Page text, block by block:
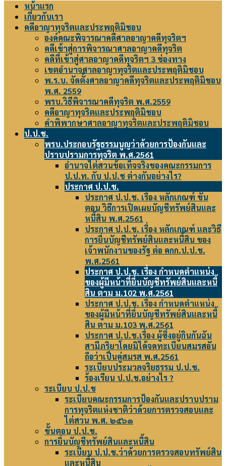
Menu หน้าแรก
เกี่ยวกับเรา
คดีอาญาทุจริตและประพฤติมิชอบ
องค์คณะพิจารณาคดีศาลอาญาคดีทุจริตฯ
คดีเข้าสู่การพิจารณาศาลอาญาคดีทุจริต
คดีที่เข้าสู่ศาลอาญาคดีทุจริตฯ 3 ช่องทาง
เขตอำนาจศาลอาญาทุจริตและประพฤติมิชอบ
พ.ร.บ. จัดตั้งศาลอาญาคดีทุจริตและประพฤติมิชอบ
พ.ศ. 2559
พรบ.วิธีพิจารณาคดีทุจริต พ.ศ.2559
คดีอาญาทุจริตและประพฤติมิชอบ
คำพิพากษาศาลอาญาทุจริตและประพฤติมิชอบ
ป.ป.ช.
พรบ.ประกอบรัฐธรรมนูญว่าด้วยการป้องกันและ
ปราบปรามการทุจริต พ.ศ.2561
อำนาจไต่สวนข้อเท็จจริงของคณะกรรมการ
ป.ป.ท. กับ ป.ป.ช ต่างกันอย่างไร?
ประกาศ ป.ป.ช.
ประกาศ ป.ป.ช. เรื่อง หลักเกณฑ์ ขั้น
ตอน วิธีการเปิดเผยบัญชีทรัพย์สินและ
หนี้สิน พ.ศ.2561
ประกาศ ป.ป.ช. เรื่อง หลักเกณฑ์ และวิธี
การยื่นบัญชีทรัพย์สินและหนี้สิน ของ
เจ้าพนักงานของรัฐ ต่อ คกก.ป.ป.ช.
พ.ศ.2561
ประกาศ ป.ป.ช. เรื่อง กำหนดตำแหน่ง
ของผู้มีหน้าที่ยื่นบัญชีทรัพย์สินและหนี้
สิน ตาม ม.102 พ.ศ.2561
ประกาศ ป.ป.ช. เรื่อง กำหนดตำแหน่ง
ของผู้มีหน้าที่ยื่นบัญชีทรัพย์สินและหนี้
สิน ตาม ม.103 พ.ศ.2561
ประกาศ ป.ป.ช.เรื่อง ผู้ซึ่งอยู่กินกันฉัน
สามีภริยาโดยมิได้จดทะเบียนสมรสอัน
ถือว่าเป็นคู่สมรส พ.ศ.2561
ระเบียบประมวลจริยธรรม ป.ป.ช.
ร้องเรียน ป.ป.ช.อย่างไร ?
ระเบียบ ป.ป.ช
ระเบียบคณะกรรมการป้องกันและปราบปราม
การทุจริตแห่งชาติว่าด้วยการตรวจสอบและ
ไต่สวน พ.ศ. ๒๕๖๑
ขั้นตอน ป.ป.ช.
การยื่นบัญชีทรัพย์สินและหนี้สิน
ระเบียบ ป.ป.ช.ว่าด้วยการตรวจสอบทรัพย์สิน
และหนี้สิน